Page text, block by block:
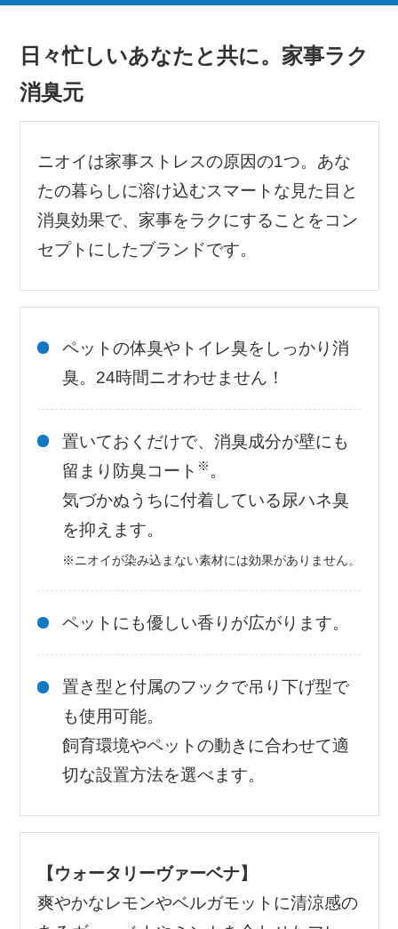
日々忙しいあなたと共に。家事ラク
消臭元
ニオイは家事ストレスの原因の1つ。あな
たの暮らしに溶け込むスマートな見た目と
消臭効果で、家事をラクにすることをコン
セプトにしたブランドです。
ペットの体臭やトイレ臭をしっかり消
臭。24時間ニオわせません！
置いておくだけで、消臭成分が壁にも
留まり防臭コート ※ 。
気づかぬうちに付着している尿ハネ臭
を抑えます。
※ニオイが染み込まない素材には効果がありません。
ペットにも優しい香りが広がります。
置き型と付属のフックで吊り下げ型で
も使用可能。
飼育環境やペットの動きに合わせて適
切な設置方法を選べます。
【ウォータリーヴァーベナ】
爽やかなレモンやベルガモットに清涼感の